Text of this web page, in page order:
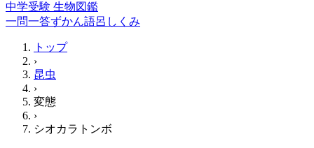
中学受験 生物図鑑
一問一答ずかん語呂 しくみ
トップ
›
昆虫
›
変態
›
シオカラトンボ